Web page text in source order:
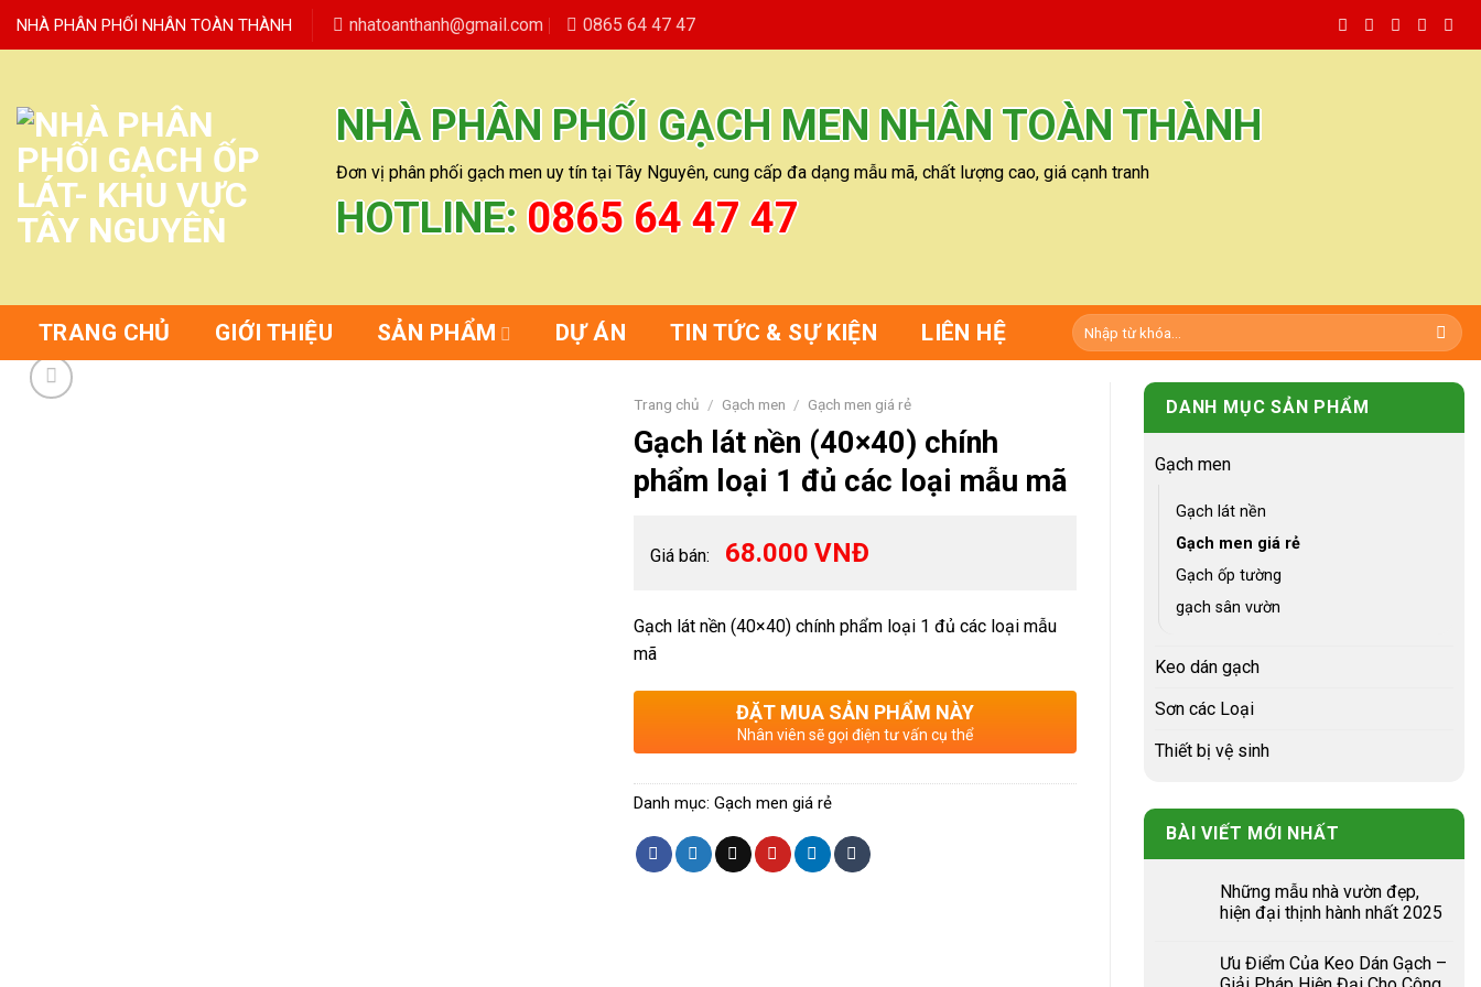
NHÀ PHÂN PHỐI NHÂN TOÀN THÀNH nhatoanthanh@gmail.com 0865 64 47 47
NHÀ PHÂN PHỐI GẠCH MEN NHÂN TOÀN THÀNH
Đơn vị phân phối gạch men uy tín tại Tây Nguyên, cung cấp đa dạng mẫu mã, chất lượng cao, giá cạnh tranh
HOTLINE: 0865 64 47 47
TRANG CHỦ GIỚI THIỆU SẢN PHẨM DỰ ÁN TIN TỨC & SỰ KIỆN LIÊN HỆ
Tìm
kiếm:
Trang chủ / Gạch men / Gạch men giá rẻ
Gạch lát nền (40×40) chính
phẩm loại 1 đủ các loại mẫu mã
Giá bán: 68.000 VNĐ
Gạch lát nền (40×40) chính phẩm loại 1 đủ các loại mẫu
mã
ĐẶT MUA SẢN PHẨM NÀY
Nhân viên sẽ gọi điện tư vấn cụ thể
Danh mục: Gạch men giá rẻ
DANH MỤC SẢN PHẨM
Gạch men
Gạch lát nền
Gạch men giá rẻ
Gạch ốp tường
gạch sân vườn
Keo dán gạch
Sơn các Loại
Thiết bị vệ sinh
BÀI VIẾT MỚI NHẤT
Những mẫu nhà vườn đẹp,
hiện đại thịnh hành nhất 2025
Ưu Điểm Của Keo Dán Gạch –